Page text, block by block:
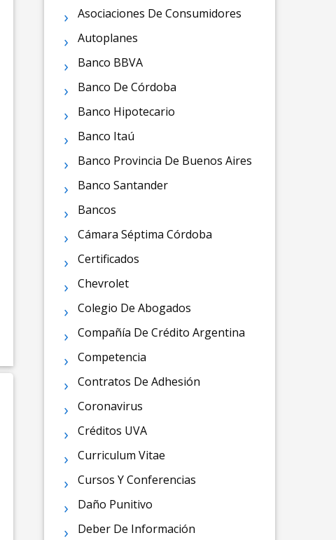
Asociaciones De Consumidores
Autoplanes
Banco BBVA
Banco De Córdoba
Banco Hipotecario
Banco Itaú
Banco Provincia De Buenos Aires
Banco Santander
Bancos
Cámara Séptima Córdoba
Certificados
Chevrolet
Colegio De Abogados
Compañía De Crédito Argentina
Competencia
Contratos De Adhesión
Coronavirus
Créditos UVA
Curriculum Vitae
Cursos Y Conferencias
Daño Punitivo
Deber De Información